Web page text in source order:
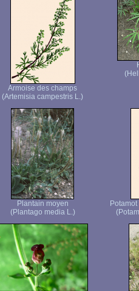
Armoise des champs
(Artemisia campestris L.)
Plantain moyen
(Plantago media L.)